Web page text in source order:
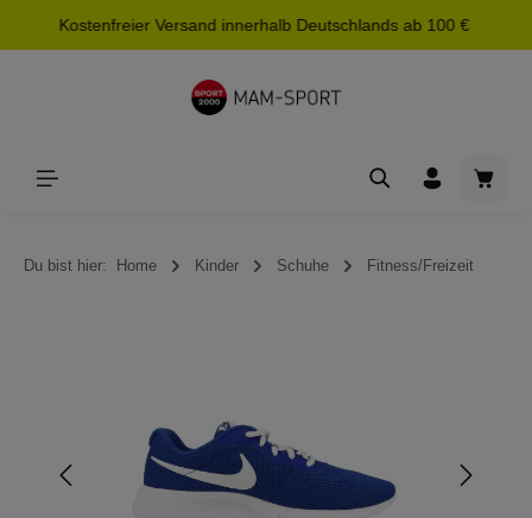
springen
Kostenfreier Versand innerhalb Deutschlands ab 100 €
Du bist hier: Home Kinder Schuhe Fitness/Freizeit